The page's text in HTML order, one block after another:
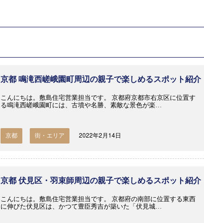
京都 鳴滝西嵯峨園町周辺の親子で楽しめるスポット紹介
こんにちは。敷島住宅営業担当です。 京都府京都市右京区に位置す
る鳴滝西嵯峨園町には、古墳や名勝、素敵な景色が楽…
京都 街・エリア 2022年2月14日
京都 伏見区・羽束師周辺の親子で楽しめるスポット紹介
こんにちは。敷島住宅営業担当です。 京都府の南部に位置する東西
に伸びた伏見区は、かつて豊臣秀吉が築いた「伏見城…